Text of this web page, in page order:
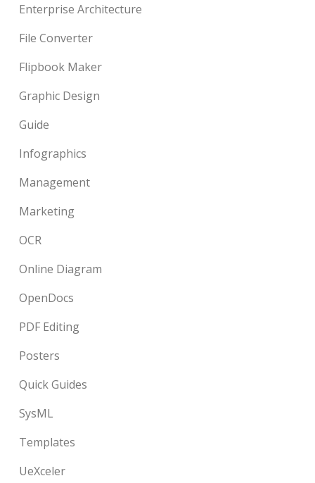
Enterprise Architecture
File Converter
Flipbook Maker
Graphic Design
Guide
Infographics
Management
Marketing
OCR
Online Diagram
OpenDocs
PDF Editing
Posters
Quick Guides
SysML
Templates
UeXceler